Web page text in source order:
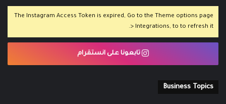
The Instagram Access Token is expired, Go to the Theme options page
> Integrations, to to refresh it.
تابعونا على انستقرام
Business Topics